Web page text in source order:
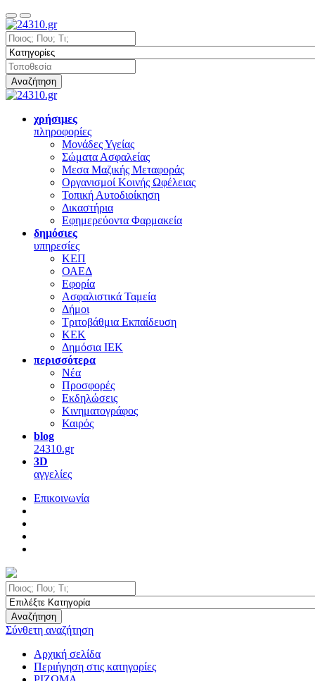
Αναζήτηση
χρήσιμες
πληροφορίες
Μονάδες Υγείας
Σώματα Ασφαλείας
Μεσα Μαζικής Μεταφοράς
Οργανισμοί Κοινής Ωφέλειας
Τοπική Αυτοδιοίκηση
Δικαστήρια
Εφημερεύοντα Φαρμακεία
δημόσιες
υπηρεσίες
ΚΕΠ
ΟΑΕΔ
Εφορία
Ασφαλιστικά Ταμεία
Δήμοι
Τριτοβάθμια Εκπαίδευση
ΚΕΚ
Δημόσια ΙΕΚ
περισσότερα
Νέα
Προσφορές
Εκδηλώσεις
Κινηματογράφος
Καιρός
blog
24310.gr
3D
αγγελίες
Επικοινωνία
Αναζήτηση
Σύνθετη αναζήτηση
Αρχική σελίδα
Περιήγηση στις κατηγορίες